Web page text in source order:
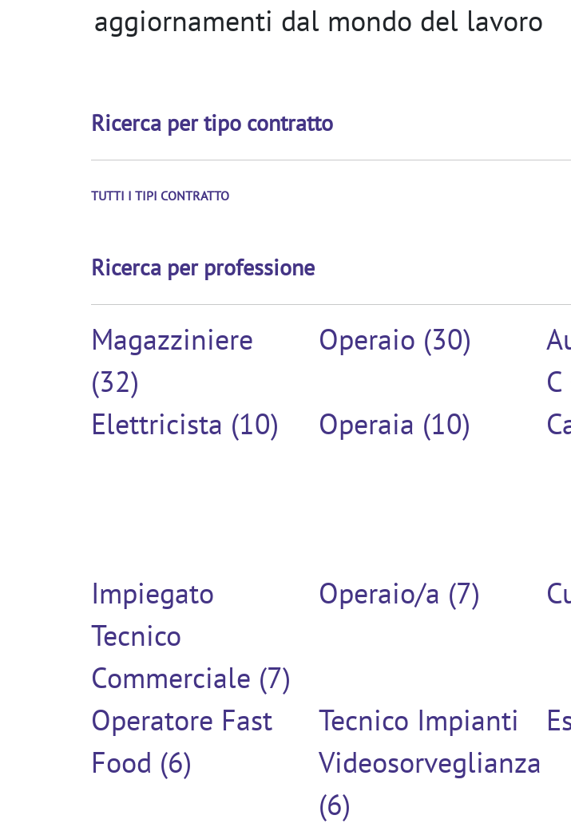
aggiornamenti dal mondo del lavoro
Ricerca per tipo contratto
TUTTI I TIPI CONTRATTO
Ricerca per professione
Magazziniere
(32)
Operaio (30)
Elettricista (10) Operaia (10)
Impiegato
Tecnico
Commerciale (7)
Operaio/a (7)
Operatore Fast
Food (6)
Tecnico Impianti
Videosorveglianza
(6)